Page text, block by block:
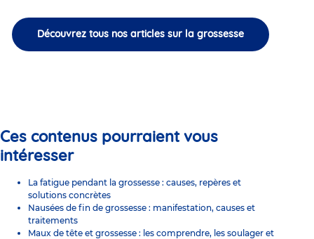
Découvrez tous nos articles sur la grossesse
Ces contenus pourraient vous
intéresser
La fatigue pendant la grossesse : causes, repères et
solutions concrètes
Nausées de fin de grossesse : manifestation, causes et
traitements
Maux de tête et grossesse : les comprendre, les soulager et